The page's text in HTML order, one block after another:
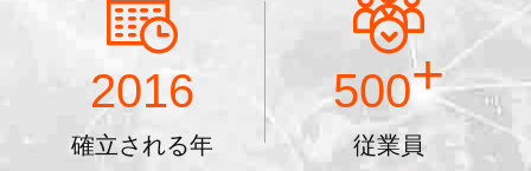
2016
確立される年
500+
従業員